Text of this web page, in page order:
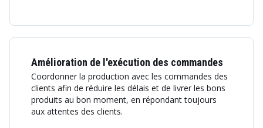
Amélioration de l'exécution des commandes
Coordonner la production avec les commandes des
clients afin de réduire les délais et de livrer les bons
produits au bon moment, en répondant toujours
aux attentes des clients.